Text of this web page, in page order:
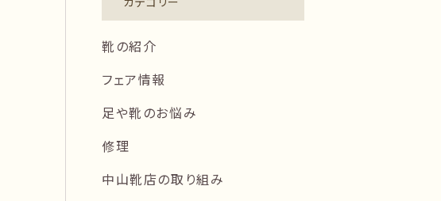
靴の紹介
フェア情報
足や靴のお悩み
修理
中山靴店の取り組み